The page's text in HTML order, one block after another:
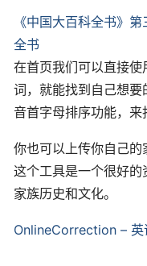
《中国大百科全书》
全书
在首页我们可以直接
词，就能找到自己想
音首字母排序功能，来
你也可以上传你自己的
这个工具是一个很好
家族历史和文化。
OnlineCorrection – 英